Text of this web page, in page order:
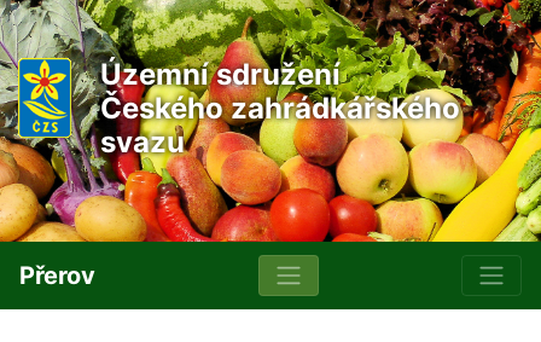
Územní sdružení
Českého zahrádkářského
svazu
Přerov